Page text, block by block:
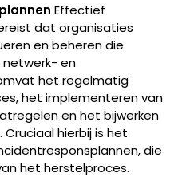
Effectief
dat organisaties
en beheren die
en
het regelmatig
het implementeren van
en het bijwerken
hierbij is het
die
het herstelproces.